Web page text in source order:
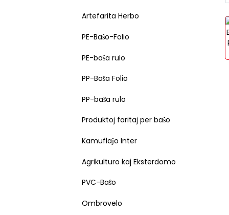
Artefarita Herbo
PE-Baŝo-Folio
PE-baŝa rulo
PP-Baŝa Folio
PP-baŝa rulo
Produktoj faritaj per baŝo
Kamuflaĵo Inter
Agrikulturo kaj Eksterdomo
PVC-Baŝo
Ombrovelo